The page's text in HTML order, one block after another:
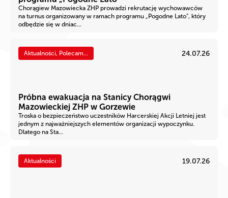
Chorągiew Mazowiecka ZHP prowadzi rekrutację wychowawców
na turnus organizowany w ramach programu „Pogodne Lato”, który
odbędzie się w dniac...
Aktualności, Polecam... 24.07.26
Próbna ewakuacja na Stanicy Chorągwi
Mazowieckiej ZHP w Gorzewie
Troska o bezpieczeństwo uczestników Harcerskiej Akcji Letniej jest
jednym z najważniejszych elementów organizacji wypoczynku.
Dlatego na Sta...
Aktualności 19.07.26